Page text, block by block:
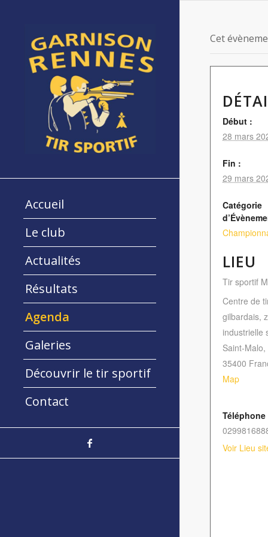
Accueil
Le club
Actualités
Résultats
Agenda
Galeries
Découvrir le tir sportif
Contact
Cet
Début :
28 mars
Fin :
29 mars
Catégorie
LIEU
Tir sportif
Centre de
gilbardais,
industrielle
Saint-Malo,
35400
Map
Téléphone
Voir Lieu